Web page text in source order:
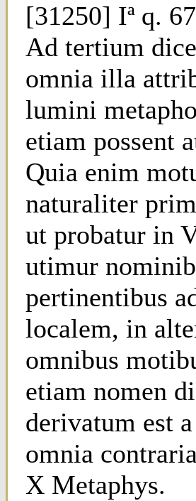
[31250] Iª q.
Ad tertium
omnia illa
lumini
etiam possent
Quia enim
naturaliter
ut probatur in
utimur
pertinentibus
localem, in
omnibus
etiam nomen
derivatum est
omnia
X Metaphys.